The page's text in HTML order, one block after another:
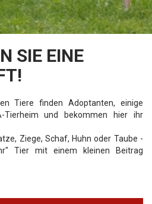
SIE EINE
Tiere finden Adoptanten, einige
Tierheim und bekommen hier ihr
Ziege, Schaf, Huhn oder Taube -
Tier mit einem kleinen Beitrag